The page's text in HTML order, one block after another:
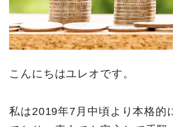
こんにちはユレオです。
私は2019年7月中頃より本格的